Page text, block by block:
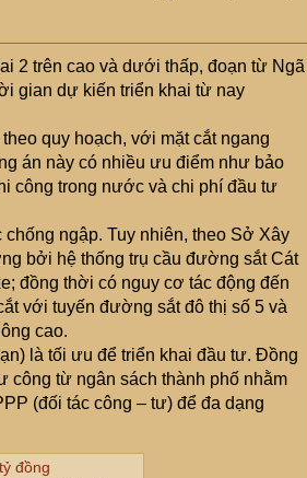
2 trên cao và dưới thấp, đoạn từ Ngã
gian dự kiến triển khai từ nay
quy hoạch, với mặt cắt ngang
án này có nhiều ưu điểm như bảo
công trong nước và chi phí đầu tư
ngập. Tuy nhiên, theo Sở Xây
bởi hệ thống trụ cầu đường sắt Cát
đồng thời có nguy cơ tác động đến
với tuyến đường sắt đô thị số 5 và
cao.
là tối ưu để triển khai đầu tư. Đồng
từ ngân sách thành phố nhằm
(đối tác công – tư) để đa dạng
đồng